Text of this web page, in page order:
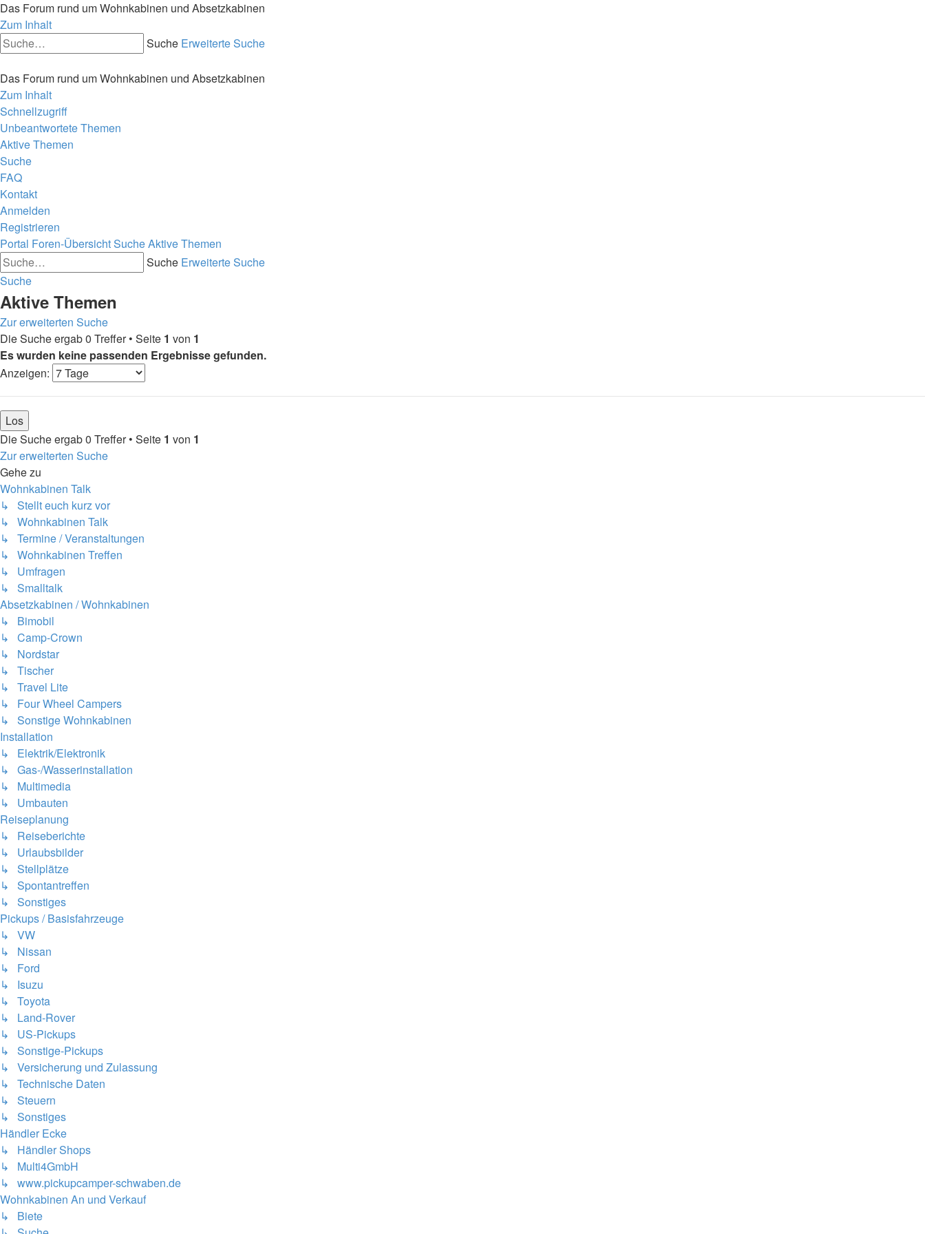
Das Forum rund um Wohnkabinen und Absetzkabinen
Zum Inhalt
Suche Erweiterte Suche
Das Forum rund um Wohnkabinen und Absetzkabinen
Zum Inhalt
Schnellzugriff
Unbeantwortete Themen
Aktive Themen
Suche
FAQ
Kontakt
Anmelden
Registrieren
Portal Foren-ÜbersichtSucheAktive Themen
Suche Erweiterte Suche
Suche
Aktive Themen
Zur erweiterten Suche
Die Suche ergab 0 Treffer • Seite 1 von 1
Es wurden keine passenden Ergebnisse gefunden.
Anzeigen:
Die Suche ergab 0 Treffer • Seite 1 von 1
Zur erweiterten Suche
Gehe zu
Wohnkabinen Talk
↳ Stellt euch kurz vor
↳ Wohnkabinen Talk
↳ Termine / Veranstaltungen
↳ Wohnkabinen Treffen
↳ Umfragen
↳ Smalltalk
Absetzkabinen / Wohnkabinen
↳ Bimobil
↳ Camp-Crown
↳ Nordstar
↳ Tischer
↳ Travel Lite
↳ Four Wheel Campers
↳ Sonstige Wohnkabinen
Installation
↳ Elektrik/Elektronik
↳ Gas-/Wasserinstallation
↳ Multimedia
↳ Umbauten
Reiseplanung
↳ Reiseberichte
↳ Urlaubsbilder
↳ Stellplätze
↳ Spontantreffen
↳ Sonstiges
Pickups / Basisfahrzeuge
↳ VW
↳ Nissan
↳ Ford
↳ Isuzu
↳ Toyota
↳ Land-Rover
↳ US-Pickups
↳ Sonstige-Pickups
↳ Versicherung und Zulassung
↳ Technische Daten
↳ Steuern
↳ Sonstiges
Händler Ecke
↳ Händler Shops
↳ Multi4GmbH
↳ www.pickupcamper-schwaben.de
Wohnkabinen An und Verkauf
↳ Biete